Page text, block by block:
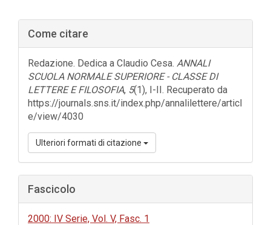
Barra
laterale
dell'articolo
Come citare
Redazione. Dedica a Claudio Cesa. ANNALI
SCUOLA NORMALE SUPERIORE - CLASSE DI
LETTERE E FILOSOFIA, 5(1), I-II. Recuperato da
https://journals.sns.it/index.php/annalilettere/articl
e/view/4030
Ulteriori formati di citazione
Fascicolo
2000: IV Serie, Vol. V, Fasc. 1